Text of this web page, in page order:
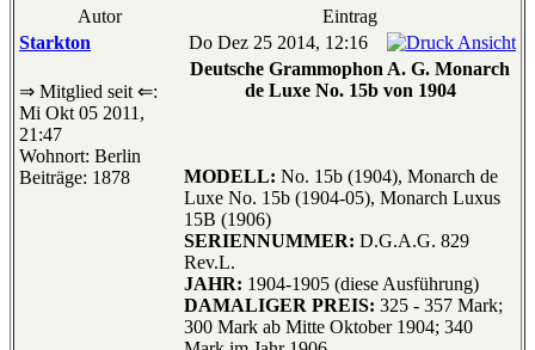
Autor
Eintrag
Starkton
Do Dez 25 2014, 12:16
⇒ Mitglied seit ⇐:
Mi Okt 05 2011,
21:47
Wohnort: Berlin
Beiträge: 1878
Deutsche Grammophon A. G. Monarch
de Luxe No. 15b von 1904
MODELL: No. 15b (1904), Monarch de
Luxe No. 15b (1904-05), Monarch Luxus
15B (1906)
SERIENNUMMER: D.G.A.G. 829
Rev.L.
JAHR: 1904-1905 (diese Ausführung)
DAMALIGER PREIS: 325 - 357 Mark;
300 Mark ab Mitte Oktober 1904; 340